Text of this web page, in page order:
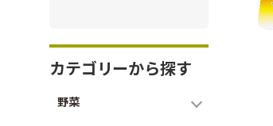
カテゴリーから探す
野菜